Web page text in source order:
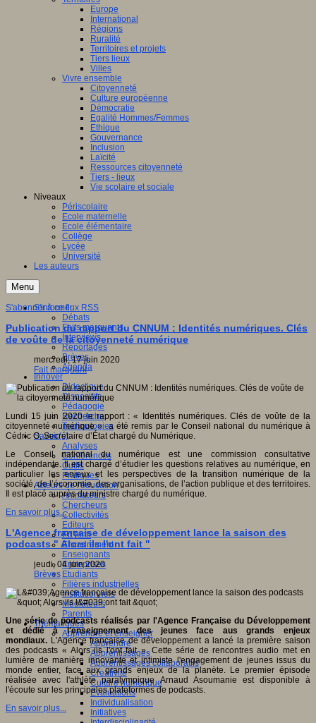
Europe
International
Régions
Ruralité
Territoires et projets
Tiers lieux
Villes
Vivre ensemble
Citoyenneté
Culture européenne
Démocratie
Egalité Hommes/Femmes
Ethique
Gouvernance
Inclusion
Laïcité
Ressources citoyenneté
Tiers - lieux
Vie scolaire et sociale
Niveaux
Périscolaire
Ecole maternelle
Ecole élémentaire
Collège
Lycée
Université
Les auteurs
Menu
S'informer
Débats
Faits marquants
Interviews
Reportages
Brèves
Agenda
Innover
Didactique
Dispositifs
Pédagogie
Recherche
Technologies
Savoir(s)
Analyses
Conférences
Outils
Pratiques
Acteurs de l'éducation
Animateurs
Chercheurs
Collectivités
Editeurs
EdTech
Encadrement
Enseignants
Entreprises
Etudiants
Filières industrielles
Institutionnels
Médiateurs
Parents
Thématiques
Apprendre et enseigner
Apprendre
Apprentissages
Apprentissages collaboratifs
Créativité
Culture numérique
Evaluations
Individualisation
Initiatives
S'abonner à ce flux RSS
Publication du rapport du CNNUM : Identités numériques. Clés
de voûte de la citoyenneté numérique
mercredi, 17 juin 2020
Fait marquant
Lundi 15 juin 2020 le rapport : « Identités numériques. Clés de voûte de la
citoyenneté numérique » a été remis par le Conseil national du numérique à
Cédric O, Secrétaire d’État chargé du Numérique.
Le Conseil national du numérique est une commission consultative
indépendante. Il est chargé d’étudier les questions relatives au numérique, en
particulier les enjeux et les perspectives de la transition numérique de la
société, de l’économie, des organisations, de l’action publique et des territoires.
Il est placé auprès du ministre chargé du numérique.
En savoir plus...
L'Agence française de développement lance la saison des
podcasts " Alors ils l'ont fait "
jeudi, 04 juin 2020
Brèves
Une série de podcasts réalisés par l'Agence Française du Développement
et dédié à l'enseignement des jeunes face aus grands enjeux
mondiaux. L'Agence française de développement a lancé la première saison
des podcasts « Alors ils l'ont fait ». Cette série de rencontres audio met en
lumière de manière innovante et intimiste l'engagement de jeunes issus du
monde entier, face aux grands enjeux de la planète. Le premier épisode
réalisée avec l'athlète paralympique Arnaud Asoumanie est disponible à
l'écoute sur les principales plateformes de podcasts.
En savoir plus...